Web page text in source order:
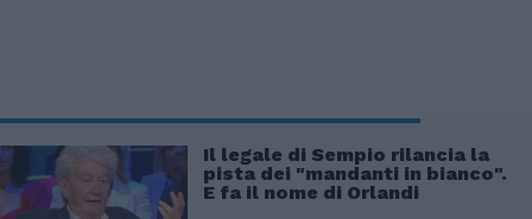
Il legale di Sempio rilancia la
pista dei "mandanti in bianco".
E fa il nome di Orlandi